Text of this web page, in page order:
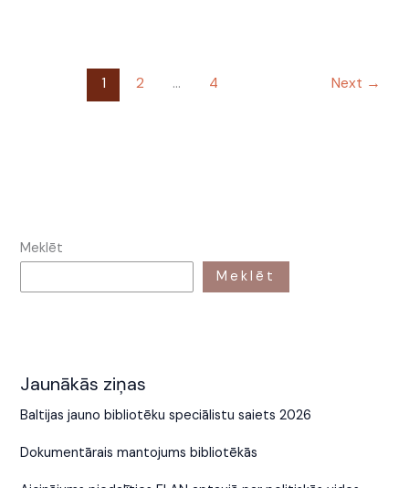
1 2 … 4 Next →
Meklēt
Meklēt
Jaunākās ziņas
Baltijas jauno bibliotēku speciālistu saiets 2026
Dokumentārais mantojums bibliotēkās